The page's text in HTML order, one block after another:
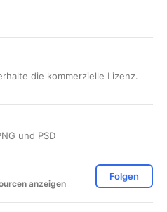
die kommerzielle Lizenz.
und PSD
anzeigen
Folgen